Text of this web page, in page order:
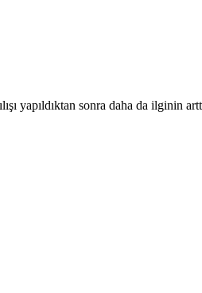
yapıldıktan sonra daha da ilginin